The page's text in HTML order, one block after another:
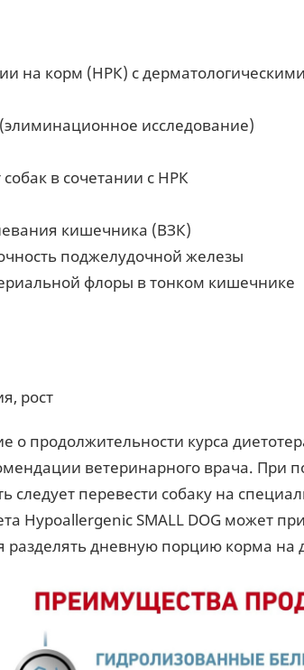
на корм (НРК) с
исследование)
в сочетании с НРК
кишечника (ВЗК)
поджелудочной железы
флоры в тонком кишечнике
рост
о продолжительности курса
ветеринарного врача. При
перевести собаку на
Hypoallergenic SMALL DOG может
разделять дневную порцию корма на